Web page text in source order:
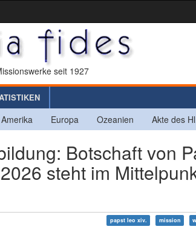
seit 1927
Amerika Europa Ozeanien Akte des
Botschaft von
steht im
papst leo xiv. mission